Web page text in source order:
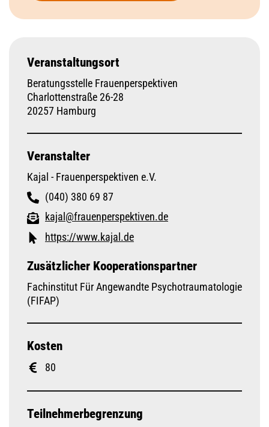
Veranstaltungsort
Beratungsstelle Frauenperspektiven
Charlottenstraße 26-28
20257 Hamburg
Veranstalter
Kajal - Frauenperspektiven e.V.
(040) 380 69 87
kajal@frauenperspektiven.de
https://www.kajal.de
Zusätzlicher Kooperationspartner
Fachinstitut Für Angewandte Psychotraumatologie
(FIFAP)
Kosten
80
Teilnehmerbegrenzung